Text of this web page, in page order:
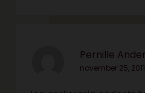
Pernille
november 25, 2011